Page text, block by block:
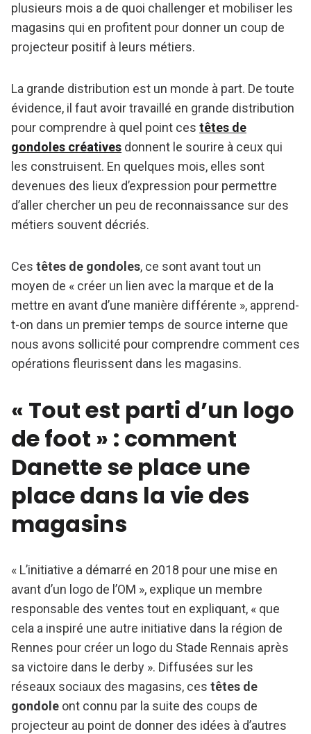
plusieurs mois a de quoi challenger et mobiliser les
magasins qui en profitent pour donner un coup de
projecteur positif à leurs métiers.
La grande distribution est un monde à part. De toute
évidence, il faut avoir travaillé en grande distribution
pour comprendre à quel point ces têtes de
gondoles créatives donnent le sourire à ceux qui
les construisent. En quelques mois, elles sont
devenues des lieux d’expression pour permettre
d’aller chercher un peu de reconnaissance sur des
métiers souvent décriés.
Ces têtes de gondoles, ce sont avant tout un
moyen de « créer un lien avec la marque et de la
mettre en avant d’une manière différente », apprend-
t-on dans un premier temps de source interne que
nous avons sollicité pour comprendre comment ces
opérations fleurissent dans les magasins.
« Tout est parti d’un logo
de foot » : comment
Danette se place une
place dans la vie des
magasins
« L’initiative a démarré en 2018 pour une mise en
avant d’un logo de l’OM », explique un membre
responsable des ventes tout en expliquant, « que
cela a inspiré une autre initiative dans la région de
Rennes pour créer un logo du Stade Rennais après
sa victoire dans le derby ». Diffusées sur les
réseaux sociaux des magasins, ces têtes de
gondole ont connu par la suite des coups de
projecteur au point de donner des idées à d’autres